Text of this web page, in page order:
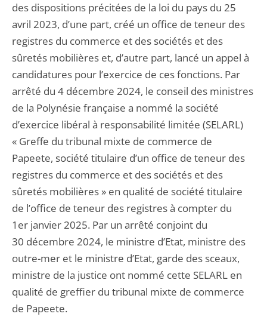
des dispositions précitées de la loi du pays du 25
avril 2023, d’une part, créé un office de teneur des
registres du commerce et des sociétés et des
sûretés mobilières et, d’autre part, lancé un appel à
candidatures pour l’exercice de ces fonctions. Par
arrêté du 4 décembre 2024, le conseil des ministres
de la Polynésie française a nommé la société
d’exercice libéral à responsabilité limitée (SELARL)
« Greffe du tribunal mixte de commerce de
Papeete, société titulaire d’un office de teneur des
registres du commerce et des sociétés et des
sûretés mobilières » en qualité de société titulaire
de l’office de teneur des registres à compter du
1er janvier 2025. Par un arrêté conjoint du
30 décembre 2024, le ministre d’Etat, ministre des
outre-mer et le ministre d’Etat, garde des sceaux,
ministre de la justice ont nommé cette SELARL en
qualité de greffier du tribunal mixte de commerce
de Papeete.